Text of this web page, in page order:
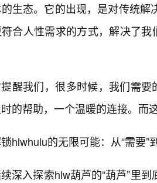
生态。它的出现，是对传统
合人性需求的方式，解决了
醒我们，很多时候，我们需要
的帮助，一个温暖的连接。而
hlwhulu的无限可能：从“需要”
深入探索hlw葫芦的“葫芦”里